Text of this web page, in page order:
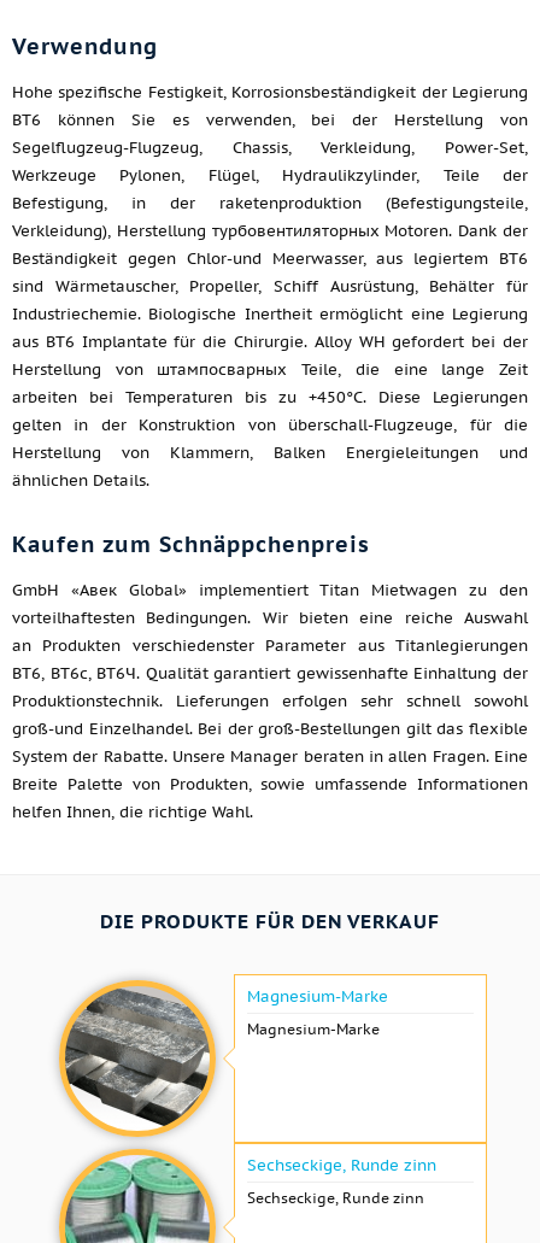
Verwendung
Hohe spezifische Festigkeit, Korrosionsbeständigkeit der Legierung
ВТ6 können Sie es verwenden, bei der Herstellung von
Segelflugzeug-Flugzeug, Chassis, Verkleidung, Power-Set,
Werkzeuge Pylonen, Flügel, Hydraulikzylinder, Teile der
Befestigung, in der raketenproduktion (Befestigungsteile,
Verkleidung), Herstellung турбовентиляторных Motoren. Dank der
Beständigkeit gegen Chlor-und Meerwasser, aus legiertem ВТ6
sind Wärmetauscher, Propeller, Schiff Ausrüstung, Behälter für
Industriechemie. Biologische Inertheit ermöglicht eine Legierung
aus ВТ6 Implantate für die Chirurgie. Alloy WH gefordert bei der
Herstellung von штампосварных Teile, die eine lange Zeit
arbeiten bei Temperaturen bis zu +450°C. Diese Legierungen
gelten in der Konstruktion von überschall-Flugzeuge, für die
Herstellung von Klammern, Balken Energieleitungen und
ähnlichen Details.
Kaufen zum Schnäppchenpreis
GmbH «Авек Global» implementiert Titan Mietwagen zu den
vorteilhaftesten Bedingungen. Wir bieten eine reiche Auswahl
an Produkten verschiedenster Parameter aus Titanlegierungen
ВТ6, ВТ6с, ВТ6Ч. Qualität garantiert gewissenhafte Einhaltung der
Produktionstechnik. Lieferungen erfolgen sehr schnell sowohl
groß-und Einzelhandel. Bei der groß-Bestellungen gilt das flexible
System der Rabatte. Unsere Manager beraten in allen Fragen. Eine
Breite Palette von Produkten, sowie umfassende Informationen
helfen Ihnen, die richtige Wahl.
DIE PRODUKTE FÜR DEN VERKAUF
Magnesium-Marke
Magnesium-Marke
Sechseckige, Runde zinn
Sechseckige, Runde zinn